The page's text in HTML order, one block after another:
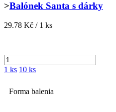
>Balónek Santa s dárky
29.78 Kč / 1 ks
1 ks 10 ks
Forma balenia